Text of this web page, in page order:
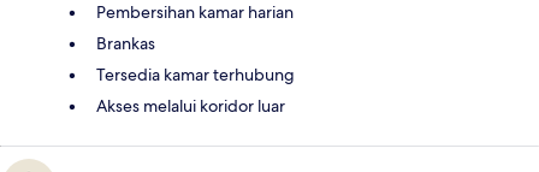
Pembersihan kamar harian
Brankas
Tersedia kamar terhubung
Akses melalui koridor luar